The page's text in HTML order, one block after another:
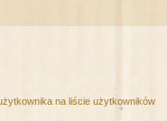
na liście użytkowników